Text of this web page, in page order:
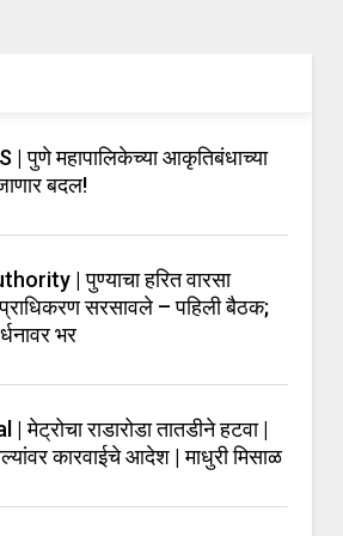
पुणे महापालिकेच्या आकृतिबंधाच्या
बदल!
| पुण्याचा हरित वारसा
प्राधिकरण सरसावले – पहिली बैठक;
भर
राडारोडा तातडीने हटवा |
कारवाईचे आदेश | माधुरी मिसाळ